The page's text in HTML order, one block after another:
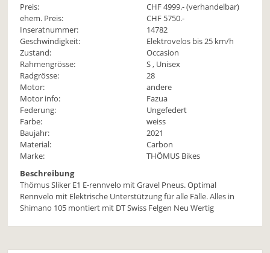
Preis: CHF4999.- (verhandelbar)
ehem. Preis:
CHF 5750.-
Inseratnummer:
14782
Geschwindigkeit:
Elektrovelos bis 25 km/h
Zustand:
Occasion
Rahmengrösse:
S , Unisex
Radgrösse:
28
Motor:
andere
Motor info:
Fazua
Federung:
Ungefedert
Farbe:
weiss
Baujahr:
2021
Material:
Carbon
Marke:
THÖMUS Bikes
Beschreibung
Thömus Sliker E1 E-rennvelo mit Gravel Pneus. Optimal
Rennvelo mit Elektrische Unterstützung für alle Fälle. Alles in
Shimano 105 montiert mit DT Swiss Felgen Neu Wertig